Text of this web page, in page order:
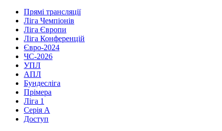
Прямі трансляції
Ліга Чемпіонів
Ліга Європи
Ліга Конференцій
Євро-2024
ЧС-2026
УПЛ
АПЛ
Бундесліга
Прімера
Ліга 1
Серія А
Доступ